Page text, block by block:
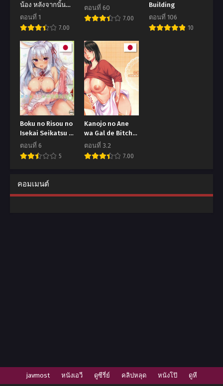
น้อง หลังจากนั้นก็
ทุกๆ ปีก็…
[Kisaragi Gunma]
Summer Play
(Love Selection)
ตอนที่ 1
7.00
ตอนที่ 60
7.00
Building
ตอนที่ 106
10
Boku no Risou no
Isekai Seikatsu –
My Ideal Life In A
Different World
เกิดใหม่ ณ โลก
ตอนที่ 6
5
Kanojo no Ane
wa Gal de Bitch
de Yariman de
ตอนที่ 3.2
7.00
คอมเมนต์
javmost หนังเอวี ดูซีรี่ย์ คลิปหลุด หนังโป๊ ดูหี